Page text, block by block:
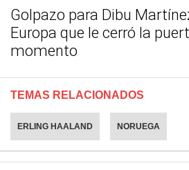
Golpazo para Dibu
Europa que le cerró la
momento
TEMAS RELACIONADOS
ERLING HAALAND NORUEGA